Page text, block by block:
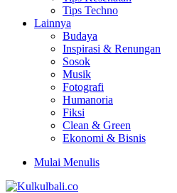
Tips Techno
Lainnya
Budaya
Inspirasi & Renungan
Sosok
Musik
Fotografi
Humanoria
Fiksi
Clean & Green
Ekonomi & Bisnis
Mulai Menulis